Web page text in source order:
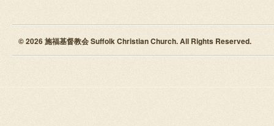
© 2026 施福基督教会 Suffolk Christian Church. All Rights Reserved.